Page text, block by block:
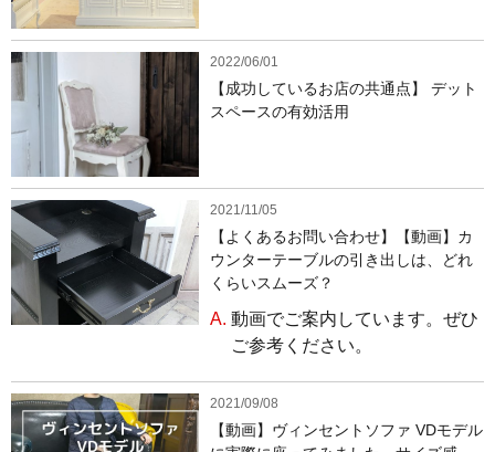
2022/06/01
【成功しているお店の共通点】 デット
スペースの有効活用
2021/11/05
【よくあるお問い合わせ】【動画】カ
ウンターテーブルの引き出しは、どれ
くらいスムーズ？
A. 動画でご案内しています。ぜひ
ご参考ください。
2021/09/08
【動画】ヴィンセントソファ VDモデル